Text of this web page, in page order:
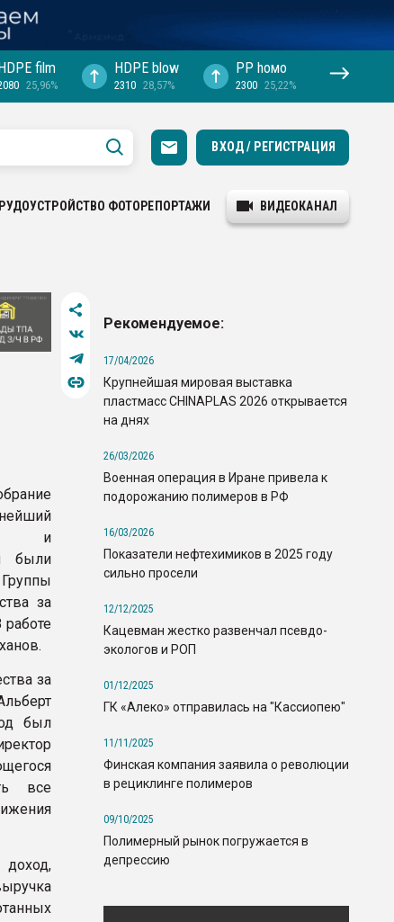
film
25,96%
HDPE blow
2310 28,57%
PP hомо
2300 25,22%
ВХОД / РЕГИСТРАЦИЯ
ФОТОРЕПОРТАЖИ ВИДЕОКАНАЛ
и
были
за
за
был
все
Рекомендуемое:
17/04/2026
Крупнейшая мировая выставка
пластмасс CHINAPLAS 2026 открывается
на днях
26/03/2026
Военная операция в Иране привела к
подорожанию полимеров в РФ
16/03/2026
Показатели нефтехимиков в 2025 году
сильно просели
12/12/2025
Кацевман жестко развенчал псевдо-
экологов и РОП
01/12/2025
ГК «Алеко» отправилась на "Кассиопею"
11/11/2025
Финская компания заявила о революции
в рециклинге полимеров
09/10/2025
Полимерный рынок погружается в
депрессию